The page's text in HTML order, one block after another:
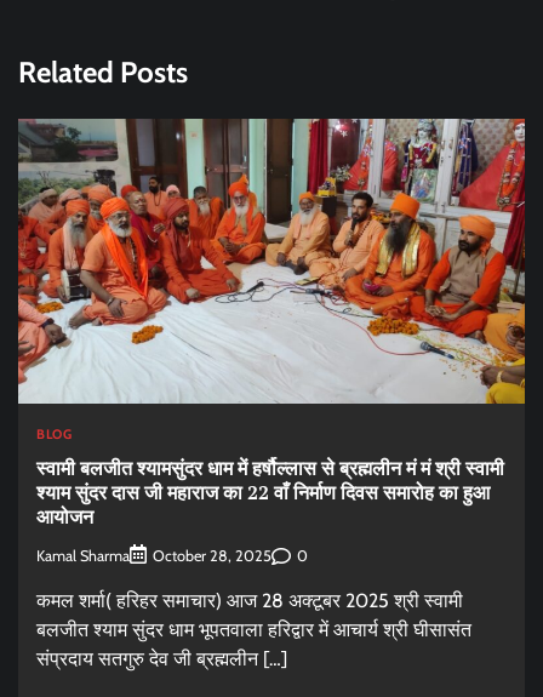
Related Posts
BLOG
स्वामी बलजीत श्यामसुंदर धाम में हर्षौल्लास से ब्रह्मलीन मं मं श्री स्वामी
श्याम सुंदर दास जी महाराज का 22 वाँ निर्माण दिवस समारोह का हुआ
आयोजन
Kamal Sharma October 28, 2025 0
कमल शर्मा( हरिहर समाचार) आज 28 अक्टूबर 2025 श्री स्वामी
बलजीत श्याम सुंदर धाम भूपतवाला हरिद्वार में आचार्य श्री घीसासंत
संप्रदाय सतगुरु देव जी ब्रह्मलीन […]